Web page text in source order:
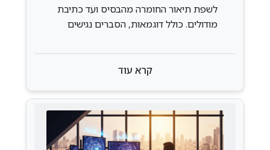
לשפת תיאור החומרה מהבסיס ועד כתיבת
מודולים. כולל דוגמאות, הסברים נגישים
ו-ASIC
קרא עוד